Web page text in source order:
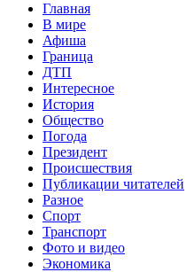
Главная
В мире
Афиша
Граница
ДТП
Интересное
История
Общество
Погода
Президент
Происшествия
Публикации читателей
Разное
Спорт
Транспорт
Фото и видео
Экономика